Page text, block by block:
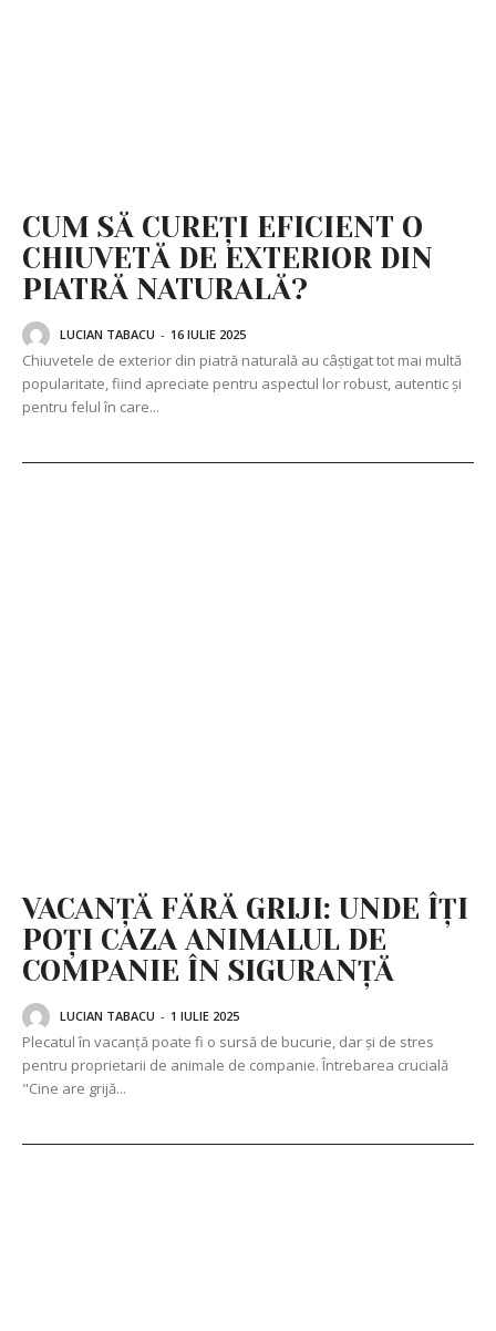
CUM SĂ CUREȚI EFICIENT O
CHIUVETĂ DE EXTERIOR DIN
PIATRĂ NATURALĂ?
LUCIAN TABACU - 16 IULIE 2025
Chiuvetele de exterior din piatră naturală au câștigat tot mai multă
popularitate, fiind apreciate pentru aspectul lor robust, autentic și
pentru felul în care...
VACANȚĂ FĂRĂ GRIJI: UNDE ÎȚI
POȚI CAZA ANIMALUL DE
COMPANIE ÎN SIGURANȚĂ
LUCIAN TABACU - 1 IULIE 2025
Plecatul în vacanță poate fi o sursă de bucurie, dar și de stres
pentru proprietarii de animale de companie. Întrebarea crucială
"Cine are grijă...